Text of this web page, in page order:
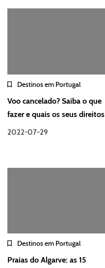
Destinos em Portugal
Voo cancelado? Saiba o que
fazer e quais os seus direitos
2022-07-29
Destinos em Portugal
Praias do Algarve: as 15